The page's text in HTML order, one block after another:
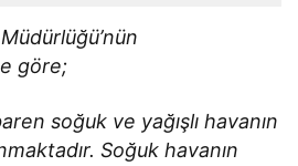
göre;
soğuk ve yağışlı havanın
Soğuk havanın